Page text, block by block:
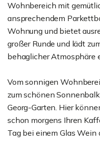
Wohnbereich mit
ansprechendem
Wohnung und bietet
großer Runde und lädt
behaglicher Atmosphäre
Vom sonnigen
zum schönen
Georg-Garten. Hier
schon morgens Ihren
Tag bei einem Glas Wein